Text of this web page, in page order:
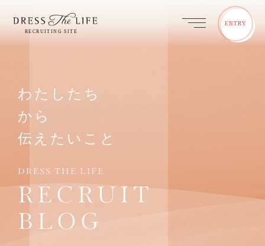
ENTRY
わたしたち
から
伝えたいこと
DRESS THE LIFE
RECRUIT
BLOG